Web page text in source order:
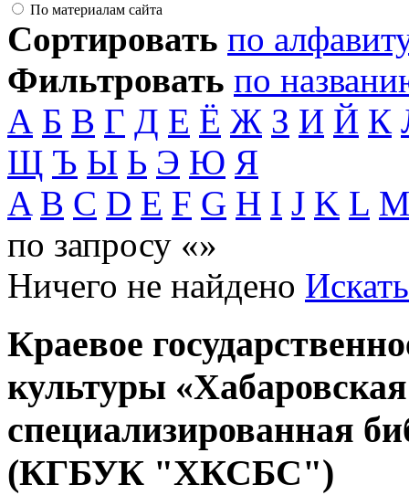
По материалам сайта
Сортировать по
Фильтровать по
А Б В Г Д Е Ё Ж З И Й К
Щ Ъ Ы Ь Э Ю Я
A B C D E F G H I J K L
по запросу «»
Ничего не найдено
Краевое
культуры
специализированная
(КГБУК "ХКСБС")